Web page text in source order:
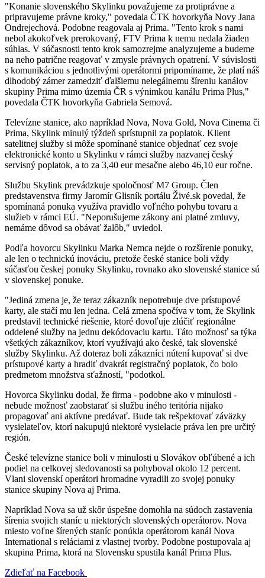
"Konanie slovenského Skylinku považujeme za protiprávne a
pripravujeme právne kroky," povedala ČTK hovorkyňa Novy Jana
Ondrejechová. Podobne reagovala aj Prima. "Tento krok s nami
nebol akokoľvek prerokovaný, FTV Prima k nemu nedala žiaden
súhlas. V súčasnosti tento krok samozrejme analyzujeme a budeme
na neho patrične reagovať v zmysle právnych opatrení. V súvislosti
s komunikáciou s jednotlivými operátormi pripomíname, že platí náš
dlhodobý zámer zamedziť ďalšiemu nelegálnemu šíreniu kanálov
skupiny Prima mimo územia ČR s výnimkou kanálu Prima Plus,"
povedala ČTK hovorkyňa Gabriela Semová.
Televízne stanice, ako napríklad Nova, Nova Gold, Nova Cinema či
Prima, Skylink minulý týždeň sprístupnil za poplatok. Klient
satelitnej služby si môže spomínané stanice objednať cez svoje
elektronické konto u Skylinku v rámci služby nazvanej český
servisný poplatok, a to za 3,40 eur mesačne alebo 46,10 eur ročne.
Službu Skylink prevádzkuje spoločnosť M7 Group. Člen
predstavenstva firmy Jaromír Glisník portálu Živé.sk povedal, že
spomínaná ponuka využíva pravidlo voľného pohybu tovaru a
služieb v rámci EÚ. "Neporušujeme zákony ani platné zmluvy,
nemáme dôvod sa obávať žalôb," uviedol.
Podľa hovorcu Skylinku Marka Nemca nejde o rozšírenie ponuky,
ale len o technickú inováciu, pretože české stanice boli vždy
súčasťou českej ponuky Skylinku, rovnako ako slovenské stanice sú
v slovenskej ponuke.
"Jediná zmena je, že teraz zákazník nepotrebuje dve prístupové
karty, ale stačí mu len jedna. Celá zmena spočíva v tom, že Skylink
predstavil technické riešenie, ktoré dovoľuje zlúčiť regionálne
oddelené služby na jednu dekódovaciu kartu. Táto možnosť sa týka
všetkých zákazníkov, ktorí využívajú ako české, tak slovenské
služby Skylinku. Až doteraz boli zákazníci nútení kupovať si dve
prístupové karty a hradiť dvakrát registračný poplatok, čo bolo
predmetom množstva sťažností, "podotkol.
Hovorca Skylinku dodal, že firma - podobne ako v minulosti -
nebude možnosť zaobstarať si službu iného teritória nijako
propagovať ani aktívne predávať. Bude tak rešpektovať záväzky
vysielateľov, ktorí nakupujú niektoré vysielacie práva len pre určitý
región.
České televízne stanice boli v minulosti u Slovákov obľúbené a ich
podiel na celkovej sledovanosti sa pohyboval okolo 12 percent.
Vlani slovenskí operátori hromadne vyradili zo svojej ponuky
stanice skupiny Nova aj Prima.
Napríklad Nova sa už skôr úspešne domohla na súdoch zastavenia
šírenia svojich staníc u niektorých slovenských operátorov. Nova
miesto voľne šírených staníc ponúkla operátorom kanál Nova
International s reláciami z vlastnej tvorby. Podobne postupovala aj
skupina Prima, ktorá na Slovensku spustila kanál Prima Plus.
Zdieľať na Facebook